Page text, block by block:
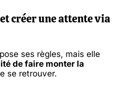
créer une attente via
ses règles, mais elle
de faire monter la
se retrouver.